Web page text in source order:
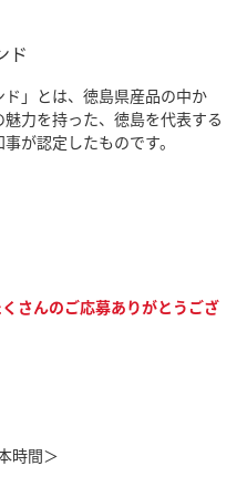
ド
ド」とは、徳島県産品の中か
力を持った、徳島を代表する
が認定したものです。
さんのご応募ありがとうござ
時間＞